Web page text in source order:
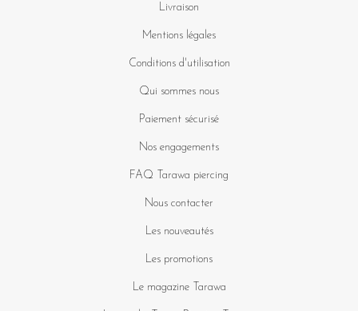
Livraison
Mentions légales
Conditions d'utilisation
Qui sommes nous
Paiement sécurisé
Nos engagements
FAQ Tarawa piercing
Nous contacter
Les nouveautés
Les promotions
Le magazine Tarawa